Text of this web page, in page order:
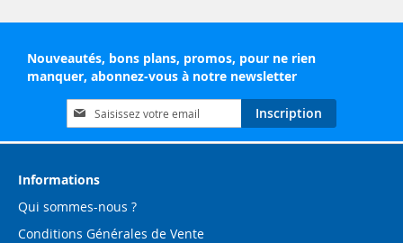
Nouveautés, bons plans, promos, pour ne rien
manquer, abonnez-vous à notre newsletter
Inscription
à
notre
d’information
Inscription
Informations
Qui sommes-nous ?
Conditions Générales de Vente